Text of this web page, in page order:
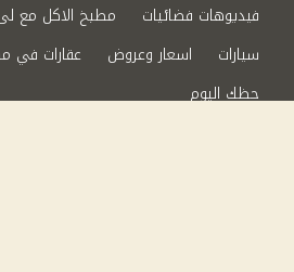
فيديوهات فضائيات
مطبخ الاكل مع
سيارات
اسعار وعروض عقارات في
حظك اليوم